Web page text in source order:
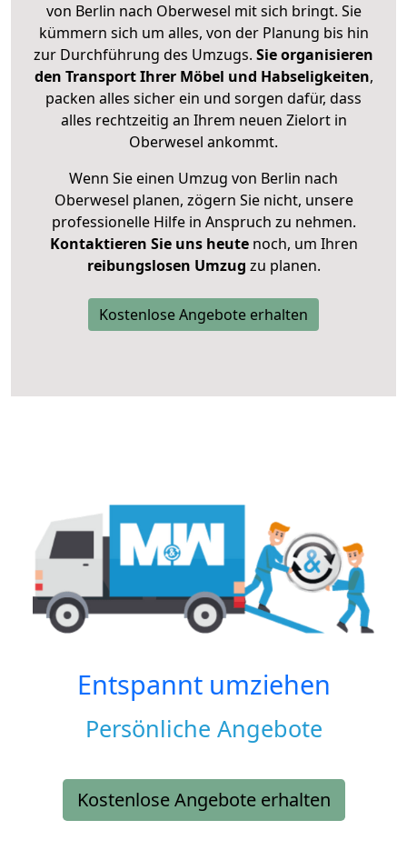
von Berlin nach Oberwesel mit sich bringt. Sie
kümmern sich um alles, von der Planung bis hin
zur Durchführung des Umzugs. Sie organisieren
den Transport Ihrer Möbel und Habseligkeiten,
packen alles sicher ein und sorgen dafür, dass
alles rechtzeitig an Ihrem neuen Zielort in
Oberwesel ankommt.
Wenn Sie einen Umzug von Berlin nach
Oberwesel planen, zögern Sie nicht, unsere
professionelle Hilfe in Anspruch zu nehmen.
Kontaktieren Sie uns heutenoch, um Ihren
reibungslosen Umzug zu planen.
Kostenlose Angebote erhalten
Entspannt umziehen
Persönliche Angebote
Kostenlose Angebote erhalten